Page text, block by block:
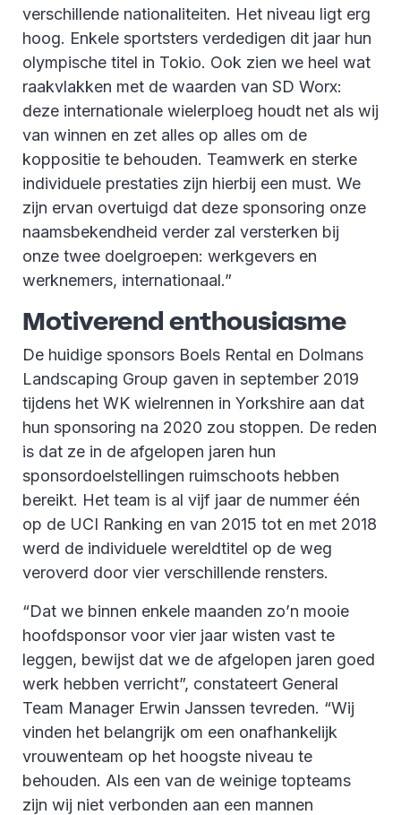
verschillende nationaliteiten. Het niveau ligt erg
hoog. Enkele sportsters verdedigen dit jaar hun
olympische titel in Tokio. Ook zien we heel wat
raakvlakken met de waarden van SD Worx:
deze internationale wielerploeg houdt net als wij
van winnen en zet alles op alles om de
koppositie te behouden. Teamwerk en sterke
individuele prestaties zijn hierbij een must. We
zijn ervan overtuigd dat deze sponsoring onze
naamsbekendheid verder zal versterken bij
onze twee doelgroepen: werkgevers en
werknemers, internationaal.”
Motiverend enthousiasme
De huidige sponsors Boels Rental en Dolmans
Landscaping Group gaven in september 2019
tijdens het WK wielrennen in Yorkshire aan dat
hun sponsoring na 2020 zou stoppen. De reden
is dat ze in de afgelopen jaren hun
sponsordoelstellingen ruimschoots hebben
bereikt. Het team is al vijf jaar de nummer één
op de UCI Ranking en van 2015 tot en met 2018
werd de individuele wereldtitel op de weg
veroverd door vier verschillende rensters.
“Dat we binnen enkele maanden zo’n mooie
hoofdsponsor voor vier jaar wisten vast te
leggen, bewijst dat we de afgelopen jaren goed
werk hebben verricht”, constateert General
Team Manager Erwin Janssen tevreden. “Wij
vinden het belangrijk om een onafhankelijk
vrouwenteam op het hoogste niveau te
behouden. Als een van de weinige topteams
zijn wij niet verbonden aan een mannen